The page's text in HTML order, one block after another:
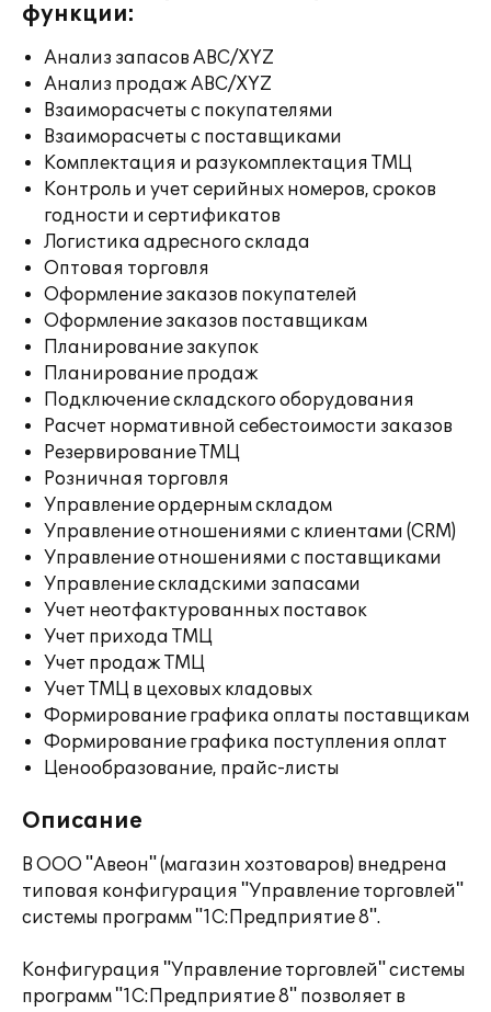
функции:
Анализ запасов ABC/XYZ
Анализ продаж ABC/XYZ
Взаиморасчеты с покупателями
Взаиморасчеты с поставщиками
Комплектация и разукомплектация ТМЦ
Контроль и учет серийных номеров, сроков
годности и сертификатов
Логистика адресного склада
Оптовая торговля
Оформление заказов покупателей
Оформление заказов поставщикам
Планирование закупок
Планирование продаж
Подключение складского оборудования
Расчет нормативной себестоимости заказов
Резервирование ТМЦ
Розничная торговля
Управление ордерным складом
Управление отношениями с клиентами (CRM)
Управление отношениями с поставщиками
Управление складскими запасами
Учет неотфактурованных поставок
Учет прихода ТМЦ
Учет продаж ТМЦ
Учет ТМЦ в цеховых кладовых
Формирование графика оплаты поставщикам
Формирование графика поступления оплат
Ценообразование, прайс-листы
Описание
В ООО "Авеон" (магазин хозтоваров) внедрена
типовая конфигурация "Управление торговлей"
системы программ "1С:Предприятие 8".
Конфигурация "Управление торговлей" системы
программ "1С:Предприятие 8" позволяет в